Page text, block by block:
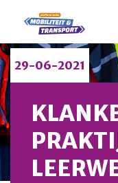
29-06-2021